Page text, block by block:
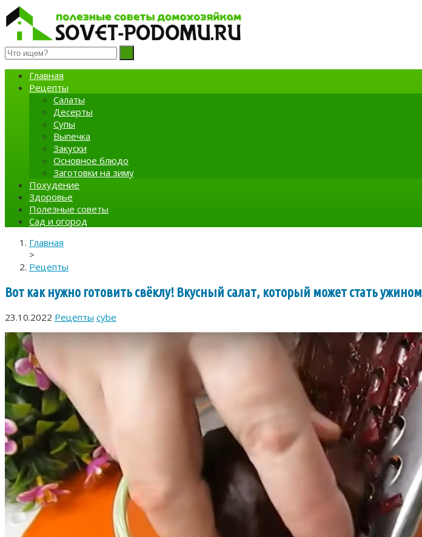
Полезные советы домохозяйкам
Главная
Рецепты
Салаты
Десерты
Супы
Выпечка
Закуски
Основное блюдо
Заготовки на зиму
Похудение
Здоровье
Полезные советы
Сад и огород
Главная
>
Рецепты
Вот как нужно готовить свёклу! Вкусный салат, который может стать ужином
23.10.2022 Рецепты cybe